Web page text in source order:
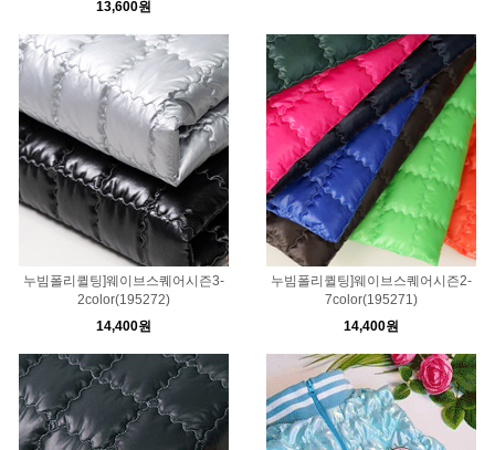
13,600원
누빔폴리퀼팅]웨이브스퀘어시즌3-
2color(195272)
14,400원
누빔폴리퀼팅]웨이브스퀘어시즌2-
7color(195271)
14,400원